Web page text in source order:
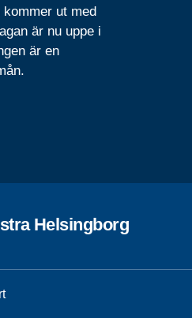
kommer ut med
är nu uppe i
är en
Helsingborg